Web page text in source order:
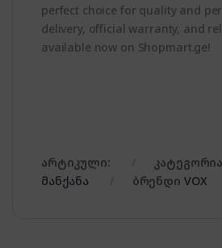
perfect choice for quality and
delivery, official warranty, and
available now on Shopmart.ge!
არტიკული:
მანქანა
ბრენდი VOX